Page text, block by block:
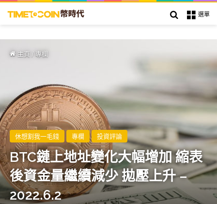
選單
搜索
主頁 / 專欄
休想割我一毛錢 專欄 投資評論
BTC鏈上地址變化大幅增加 縮表
後資金量繼續減少 拋壓上升 –
2022.6.2